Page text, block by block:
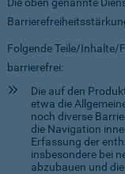
Folgende Teile/Inhalte/
barrierefrei:
Die auf den
etwa die
noch diverse
die Navigation
Erfassung der
insbesondere bei
abzubauen und